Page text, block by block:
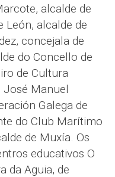
alcalde de
León, alcalde de
concejala de
do Concello de
de Cultura
Manuel
Galega de
do Club Marítimo
de Muxía. Os
educativos O
da Aguia, de